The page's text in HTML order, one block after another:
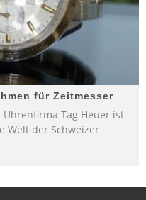
für Zeitmesser
Tag Heuer ist
Welt der Schweizer